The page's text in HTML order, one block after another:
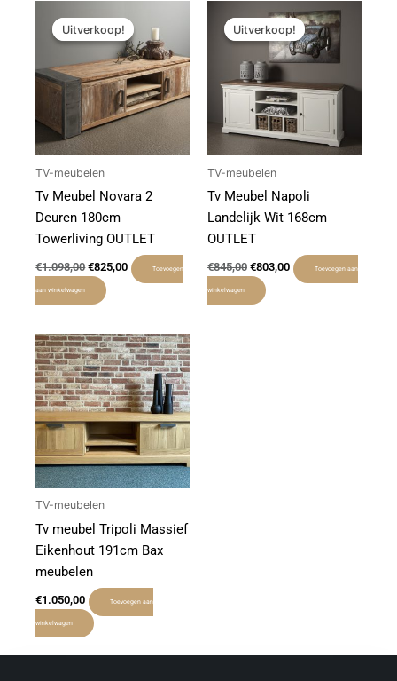
Uitverkoop!
Uitverkoop!
TV-meubelen
Tv Meubel Novara 2
Deuren 180cm
Towerliving OUTLET
€1.098,00
prijs
was:
€1.098,00.
€825,00
prijs
is:
€825,00.
Toevoegen
aan winkelwagen
Uitverkoop!
Uitverkoop!
TV-meubelen
Tv Meubel Napoli
Landelijk Wit 168cm
OUTLET
€845,00
Oorspronkelijke
prijs
was:
€845,00.
€803,00
Huidige
prijs
is:
€803,00.
Toevoegen aan
winkelwagen
TV-meubelen
Tv meubel Tripoli Massief
Eikenhout 191cm Bax
meubelen
€1.050,00 Toevoegen aan
winkelwagen